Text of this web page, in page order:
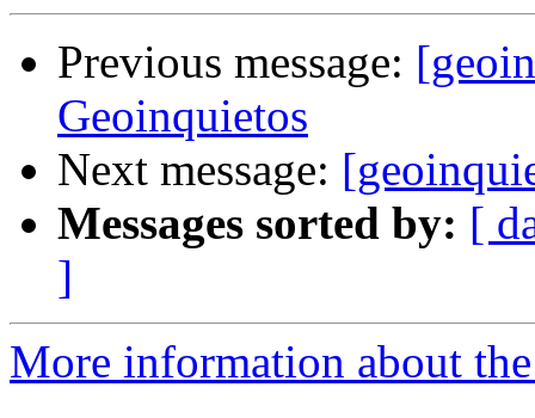
Previous message:
Geoinquietos
Next message:
Messages sorted by: [
]
More information about